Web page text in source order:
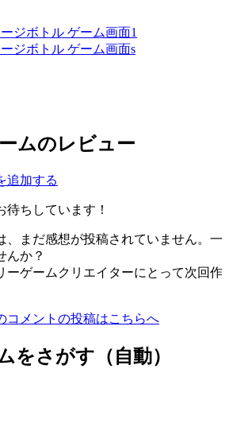
ムのレビュー
追加する
待ちしています！
、まだ感想が投稿されていません。一
んか？
ーゲームクリエイターにとって次回作
コメントの投稿はこちらへ
をさがす（自動）